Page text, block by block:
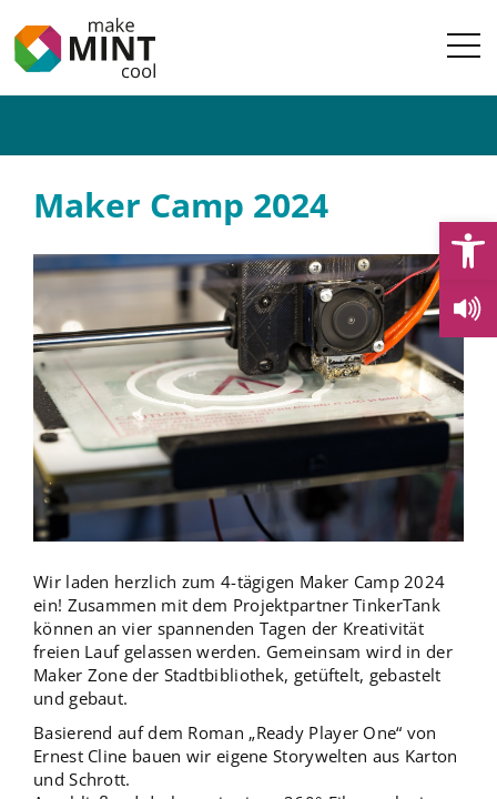
Maker Camp 2024
Wir laden herzlich zum 4-tägigen Maker Camp 2024
ein! Zusammen mit dem Projektpartner TinkerTank
können an vier spannenden Tagen der Kreativität
freien Lauf gelassen werden. Gemeinsam wird in der
Maker Zone der Stadtbibliothek, getüftelt, gebastelt
und gebaut.
Basierend auf dem Roman „Ready Player One“ von
Ernest Cline bauen wir eigene Storywelten aus Karton
und Schrott.